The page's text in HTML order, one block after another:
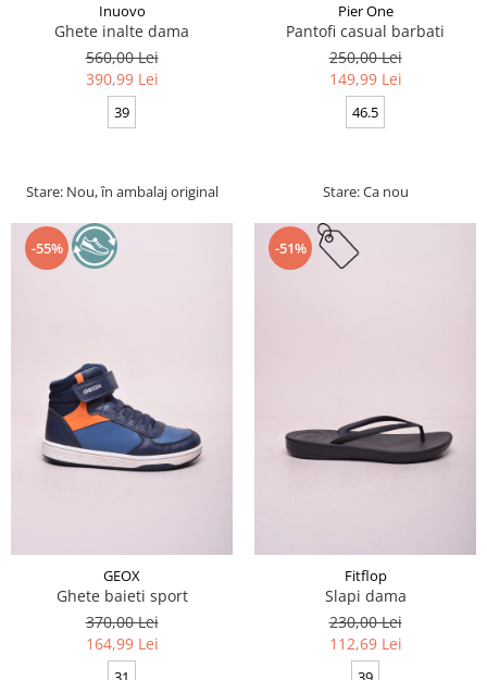
Inuovo
Ghete inalte dama
560,00 Lei
390,99 Lei
39
Stare: Nou, în ambalaj original
Pier One
Pantofi casual barbati
250,00 Lei
149,99 Lei
46.5
Stare: Ca nou
-55%
GEOX
Ghete baieti sport
370,00 Lei
164,99 Lei
-51%
Fitflop
Slapi dama
230,00 Lei
112,69 Lei